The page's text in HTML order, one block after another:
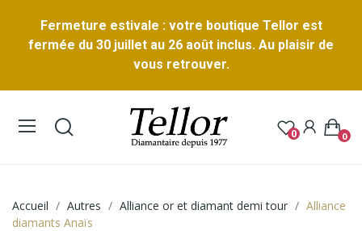
Fermeture estivale : votre boutique Tellor est
fermée du 30 juillet au 26 août inclus. Au plaisir de
vous retrouver.
0 0
Accueil Autres Alliance or et diamant demi tour
Alliance
diamants Anaïs